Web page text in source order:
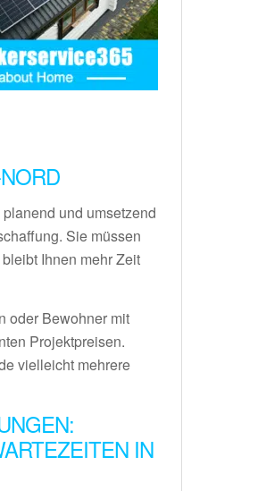
und umsetzend
Sie müssen
Ihnen mehr Zeit
oder Bewohner mit
Projektpreisen.
vielleicht mehrere
IN